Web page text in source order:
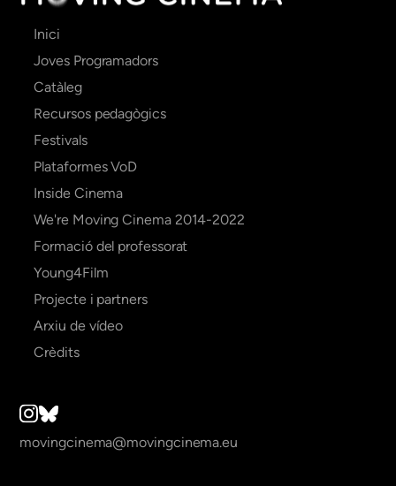
Main
navigation
Inici
Joves Programadors
Catàleg
Recursos pedagògics
Festivals
Plataformes VoD
Inside Cinema
We're Moving Cinema 2014-2022
Formació del professorat
Young4Film
Projecte i partners
Arxiu de vídeo
Crèdits
movingcinema@movingcinema.eu